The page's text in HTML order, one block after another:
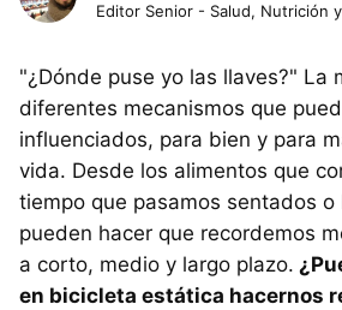
Editor Senior - Salud, Nutrición
"¿Dónde puse yo las llaves?" La
diferentes mecanismos que
influenciados, para bien y para
vida. Desde los alimentos que
tiempo que pasamos sentados
pueden hacer que recordemos
a corto, medio y largo plazo.
en bicicleta estática hacernos